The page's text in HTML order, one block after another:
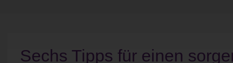
Sechs Tipps für einen